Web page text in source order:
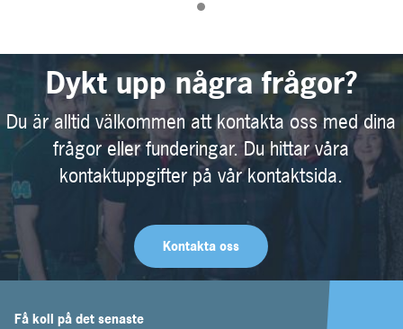
Dykt upp några frågor?
Du är alltid välkommen att kontakta oss med dina
frågor eller funderingar. Du hittar våra
kontaktuppgifter på vår kontaktsida.
Kontakta oss
Få koll på det senaste